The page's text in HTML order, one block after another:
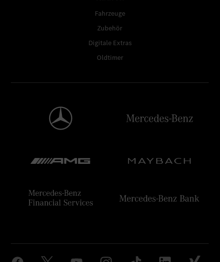
Fahrzeuge
Zubehör
Digitale Extras
Oldtimer